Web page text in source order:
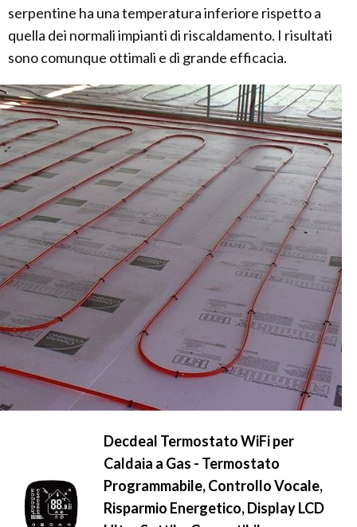
serpentine ha una temperatura inferiore rispetto a
quella dei normali impianti di riscaldamento. I risultati
sono comunque ottimali e di grande efficacia.
Decdeal Termostato WiFi per
Caldaia a Gas - Termostato
Programmabile, Controllo Vocale,
Risparmio Energetico, Display LCD